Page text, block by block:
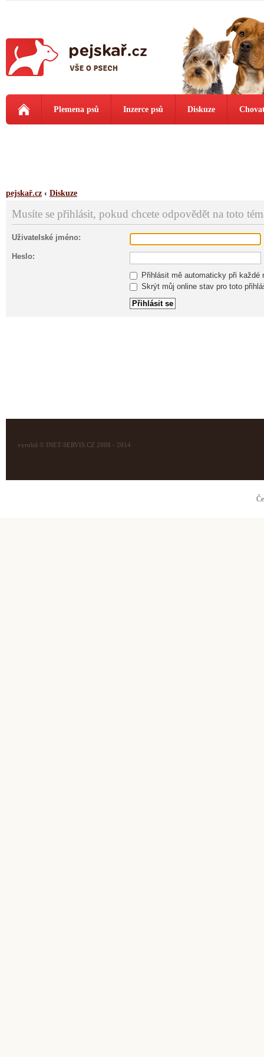
Plemena psů Inzerce psů Diskuze
pejskař.cz ‹ Diskuze
Musíte se přihlásit, pokud chcete odpovědět na toto
Uživatelské jméno:
Heslo:
Přihlásit mě automaticky při každé
Skrýt můj online stav pro toto
vyrobil © INET-SERVIS.CZ 2008 - 2014